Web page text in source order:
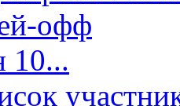
офф
10...